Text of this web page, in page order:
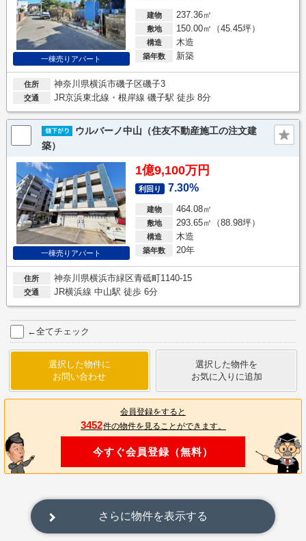
一棟売りアパート
建物 237.36㎡
敷地 150.00㎡（45.45坪）
構造 木造
築年数 新築
住所 神奈川県横浜市磯子区磯子3
交通 JR京浜東北線・根岸線 磯子駅 徒歩 8分
ウルバーノ中山（住友不動産施工の注文建
築）
一棟売りアパート
1億9,100万円
利回り 7.30%
建物 464.08㎡
敷地 293.65㎡（88.98坪）
構造 木造
築年数 20年
住所 神奈川県横浜市緑区青砥町1140-15
交通 JR横浜線 中山駅 徒歩 6分
←全てチェック
選択した物件に
お問い合わせ
選択した物件を
お気に入りに追加
会員登録をすると
3452件の物件を見ることができます。
今すぐ会員登録（無料）
さらに物件を表示する